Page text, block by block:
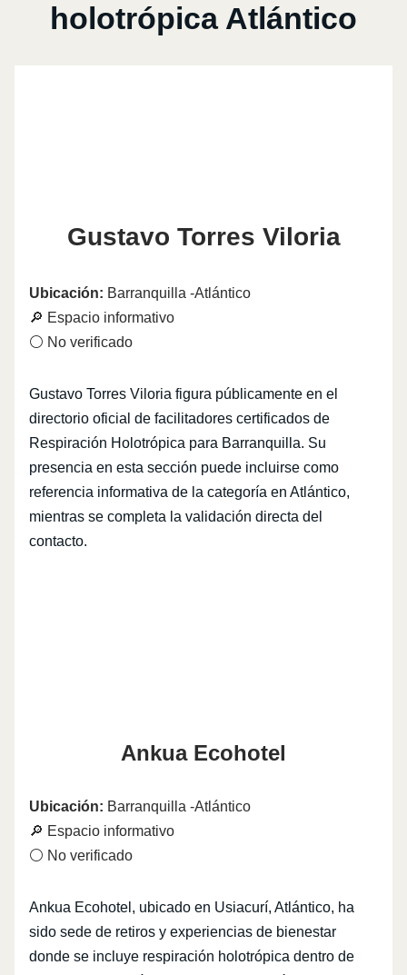
holotrópica Atlántico
Gustavo Torres Viloria
Ubicación: Barranquilla -Atlántico
🔎 Espacio informativo
⚪ No verificado
Gustavo Torres Viloria figura públicamente en el
directorio oficial de facilitadores certificados de
Respiración Holotrópica para Barranquilla. Su
presencia en esta sección puede incluirse como
referencia informativa de la categoría en Atlántico,
mientras se completa la validación directa del
contacto.
Ankua Ecohotel
Ubicación: Barranquilla -Atlántico
🔎 Espacio informativo
⚪ No verificado
Ankua Ecohotel, ubicado en Usiacurí, Atlántico, ha
sido sede de retiros y experiencias de bienestar
donde se incluye respiración holotrópica dentro de